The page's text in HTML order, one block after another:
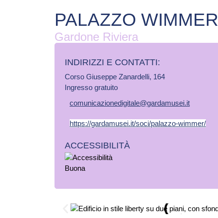
PALAZZO WIMMER
Gardone Riviera
INDIRIZZI E CONTATTI:​
Corso Giuseppe Zanardelli, 164
Ingresso gratuito
comunicazionedigitale@gardamusei.it
https://gardamusei.it/soci/palazzo-wimmer/
ACCESSIBILITÀ